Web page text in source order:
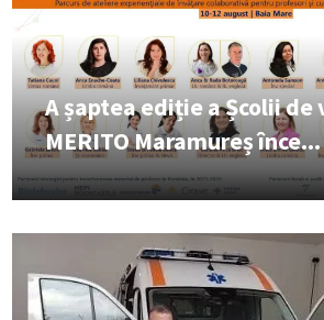
A șaptea ediție a Școlii de
MERITO Maramureș înce...